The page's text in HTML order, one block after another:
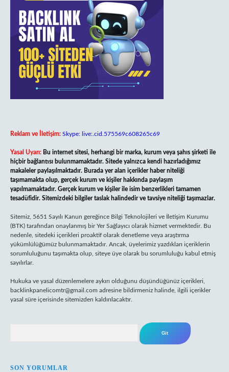
Reklam ve İletişim: Skype: live:.cid.575569c608265c69
Yasal Uyarı: Bu internet sitesi, herhangi bir marka, kurum veya şahıs şirketi ile
hiçbir bağlantısı bulunmamaktadır. Sitede yalnızca kendi hazırladığımız
makaleler paylaşılmaktadır. Burada yer alan içerikler haber niteliği
taşımamakta olup, gerçek kurum ve kişiler hakkında paylaşım
yapılmamaktadır. Gerçek kurum ve kişiler ile isim benzerlikleri tamamen
tesadüfidir. Sitemizdeki bilgiler taslak halindedir ve tavsiye niteliği taşımazlar.
Sitemiz, 5651 Sayılı Kanun gereğince Bilgi Teknolojileri ve İletişim Kurumu
(BTK) tarafından onaylanmış bir Yer Sağlayıcı olarak hizmet vermektedir. Bu
nedenle, sitedeki içerikleri proaktif olarak denetleme veya araştırma
yükümlülüğümüz bulunmamaktadır. Ancak, üyelerimiz yazdıkları içeriklerin
sorumluluğunu taşımakta olup, siteye üye olarak bu sorumluluğu kabul etmiş
sayılırlar.
Hukuka ve yasal düzenlemelere aykırı olduğunu düşündüğünüz içerikleri,
backlinkpanelicomtr@gmail.com adresine bildirmeniz halinde, ilgili içerikler
yasal süre içerisinde sitemizden kaldırılacaktır.
SON YORUMLAR